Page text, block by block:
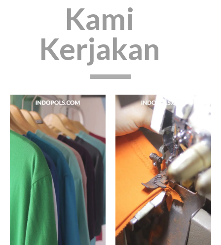
Kami
Kerjakan